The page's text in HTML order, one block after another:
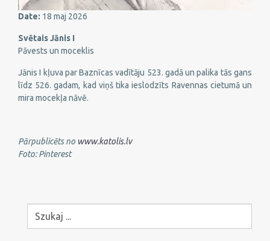
Date: 18 maj 2026
Svētais Jānis I
Pāvests un moceklis
Jānis I kļuva par Baznīcas vadītāju 523. gadā un palika tās gans
līdz 526. gadam, kad viņš tika ieslodzīts Ravennas cietumā un
mira mocekļa nāvē.
Pārpublicēts no www.katolis.lv
Foto: Pinterest